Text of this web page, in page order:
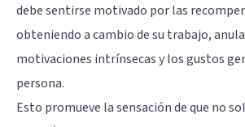
debe sentirse motivado por las
obteniendo a cambio de su trabajo,
motivaciones intrínsecasy los gustos
persona.
Esto promueve la sensación de que no